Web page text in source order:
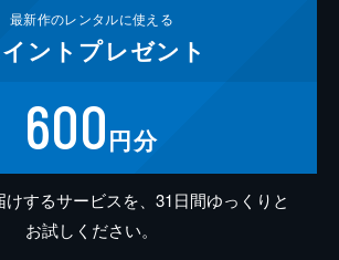
最新作のレンタルに使える
ント プレゼント
600円分
するサービスを、31日間ゆっくりと
お試しください。